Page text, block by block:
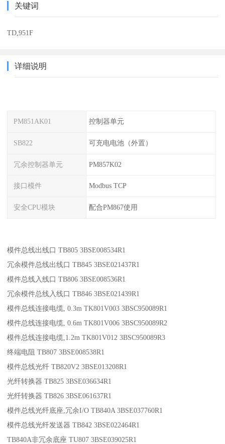
关键词
TD,951F
详细说明
PM851AK01 控制器单元
SB822 可充电电池（外置）
冗余控制器单元 PM857K02
接口模件 Modbus TCP
安全CPU模块 配合PM867使用
模件总线出线口 TB805 3BSE008534R1
冗余模件总线出线口 TB845 3BSE021437R1
模件总线入线口 TB806 3BSE008536R1
冗余模件总线入线口 TB846 3BSE021439R1
模件总线连接电缆, 0.3m TK801V003 3BSC950089R1
模件总线连接电缆, 0.6m TK801V006 3BSC950089R2
模件总线连接电缆,1.2m TK801V012 3BSC950089R3
终端电阻 TB807 3BSE008538R1
模件总线光纤 TB820V2 3BSE013208R1
光纤转换器 TB825 3BSE036634R1
光纤转换器 TB826 3BSE061637R1
模件总线光纤底座,冗余I/O TB840A 3BSE037760R1
模件总线光纤发送器 TB842 3BSE022464R1
TB840A非冗余底座 TU807 3BSE039025R1